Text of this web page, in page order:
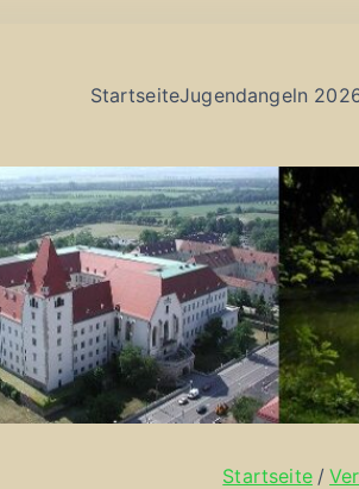
StartseiteJugendangeln
Startseite